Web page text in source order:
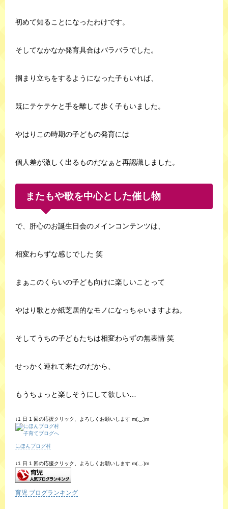
初めて知ることになったわけです。
そしてなかなか発育具合はバラバラでした。
掴まり立ちをするようになった子もいれば、
既にテケテケと手を離して歩く子もいました。
やはりこの時期の子どもの発育には
個人差が激しく出るものだなぁと再認識しました。
またもや歌を中心とした催し物
で、肝心のお誕生日会のメインコンテンツは、
相変わらずな感じでした 笑
まぁこのくらいの子ども向けに楽しいことって
やはり歌とか紙芝居的なモノになっちゃいますよね。
そしてうちの子どもたちは相変わらずの無表情 笑
せっかく連れて来たのだから、
もうちょっと楽しそうにして欲しい…
↓1 日 1 回の応援クリック、よろしくお願いします m(._.)m
にほんブログ村
↓1 日 1 回の応援クリック、よろしくお願いします m(._.)m
育児 ブログランキング